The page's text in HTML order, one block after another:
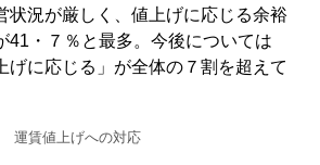
状況が厳しく、値上げに応じる余裕
41・７％と最多。今後については
げに応じる」が全体の７割を超えて
運賃値上げへの対応